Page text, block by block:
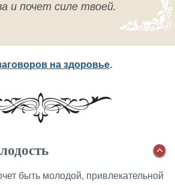
и почет силе твоей.
на здоровье.
быть молодой, привлекательной